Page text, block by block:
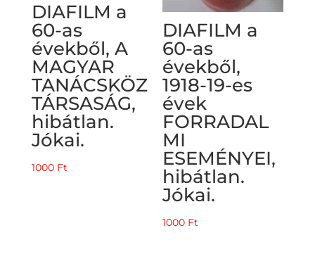
DIAFILM a
60-as
évekből, A
MAGYAR
TANÁCSKÖZ
TÁRSASÁG,
hibátlan.
Jókai.
1000 Ft
DIAFILM a
60-as
évekből,
1918-19-es
évek
FORRADAL
MI
ESEMÉNYEI,
hibátlan.
Jókai.
1000 Ft